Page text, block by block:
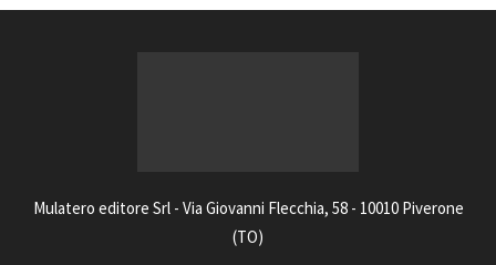
Mulatero editore Srl - Via Giovanni Flecchia, 58 - 10010 Piverone
(TO)